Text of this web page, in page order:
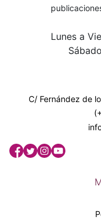
Lunes a
C/ Fernández de